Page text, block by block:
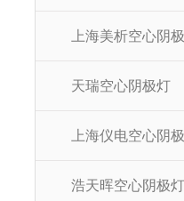
上海美析空心阴
天瑞空心阴极灯
上海仪电空心阴
浩天晖空心阴极灯